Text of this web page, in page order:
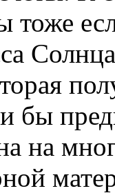
тоже
бы
на